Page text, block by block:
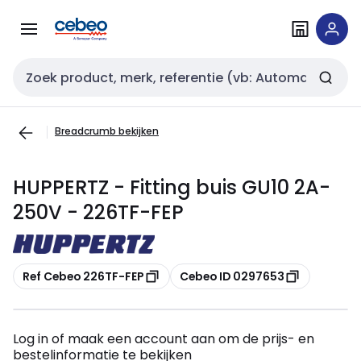
naar
naar
Zoekveld invoer
Breadcrumb bekijken
HUPPERTZ - Fitting buis GU10 2A-
250V - 226TF-FEP
Kopiëren
Ref Cebeo 226TF-FEP Kopiëren
Cebeo ID 0297653
Log in of maak een account aan om de prijs- en
bestelinformatie te bekijken